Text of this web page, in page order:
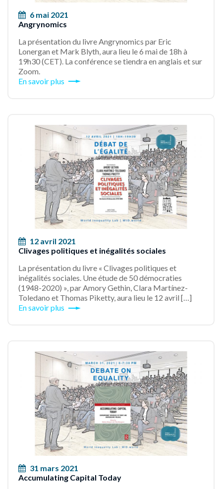
6 mai 2021
Angrynomics
La présentation du livre Angrynomics par Eric
Lonergan et Mark Blyth, aura lieu le 6 mai de 18h à
19h30 (CET). La conférence se tiendra en anglais et sur
Zoom.
En savoir plus
12 avril 2021
Clivages politiques et inégalités sociales
La présentation du livre « Clivages politiques et
inégalités sociales. Une étude de 50 démocraties
(1948-2020) », par Amory Gethin, Clara Martínez-
Toledano et Thomas Piketty, aura lieu le 12 avril […]
En savoir plus
31 mars 2021
Accumulating Capital Today